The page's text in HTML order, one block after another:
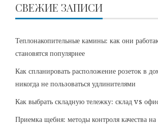
СВЕЖИЕ ЗАПИСИ
Теплонакопительные камины: как они
становятся популярнее
Как спланировать расположение розеток в
никогда не пользоваться удлинителями
Как выбрать складную тележку: склад vs
Приемка щебня: методы контроля качества на